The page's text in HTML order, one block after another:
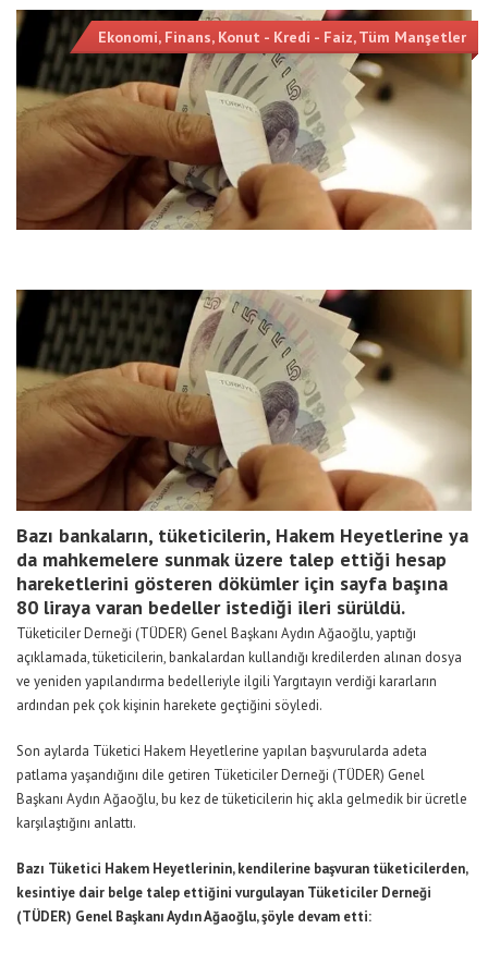
Ekonomi, Finans, Konut - Kredi - Faiz,Tüm Manşetler
Bazı bankaların, tüketicilerin, Hakem Heyetlerine ya
da mahkemelere sunmak üzere talep ettiği hesap
hareketlerini gösteren dökümler için sayfa başına
80 liraya varan bedeller istediği ileri sürüldü.
Tüketiciler Derneği (TÜDER) Genel Başkanı Aydın Ağaoğlu, yaptığı
açıklamada, tüketicilerin, bankalardan kullandığı kredilerden alınan dosya
ve yeniden yapılandırma bedelleriyle ilgili Yargıtayın verdiği kararların
ardından pek çok kişinin harekete geçtiğini söyledi.
Son aylarda Tüketici Hakem Heyetlerine yapılan başvurularda adeta
patlama yaşandığını dile getiren Tüketiciler Derneği (TÜDER) Genel
Başkanı Aydın Ağaoğlu, bu kez de tüketicilerin hiç akla gelmedik bir ücretle
karşılaştığını anlattı.
Bazı Tüketici Hakem Heyetlerinin, kendilerine başvuran tüketicilerden,
kesintiye dair belge talep ettiğini vurgulayan Tüketiciler Derneği
(TÜDER) Genel Başkanı Aydın Ağaoğlu, şöyle devam etti: